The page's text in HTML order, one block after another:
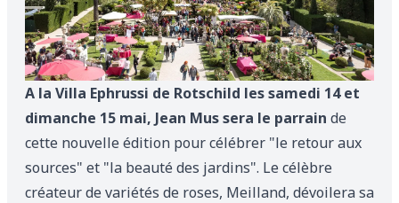
A la Villa Ephrussi de Rotschild les samedi 14 et
dimanche 15 mai, Jean Mus sera le parrain de
cette nouvelle édition pour célébrer "le retour aux
sources" et "la beauté des jardins". Le célèbre
créateur de variétés de roses, Meilland, dévoilera sa